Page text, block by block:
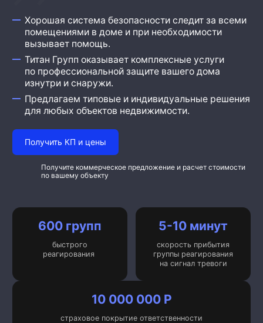
Хорошая система безопасности следит за всеми
помещениями в доме и при необходимости
вызывает помощь.
Титан Групп оказывает комплексные услуги
по профессиональной защите вашего дома
изнутри и снаружи.
Предлагаем типовые и индивидуальные решения
для любых объектов недвижимости.
Получить КП и цены
Получите коммерческое предложение и расчет стоимости
по вашему объекту
600 групп
быстрого
реагирования
5-10 минут
скорость прибытия
группы реагирования
на сигнал тревоги
10 000 000 Р
страховое покрытие ответственности